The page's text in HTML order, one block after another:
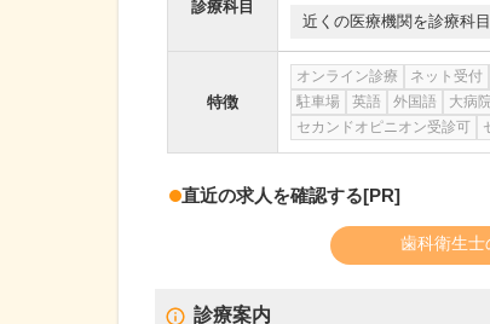
診療科目
近くの医療機関を診療科
特徴
オンライン診療 ネット受付
駐車場
英語 外国語 大病
セカンドオピニオン受診可
直近の求人を確認する[PR]
歯科衛生士
診療案内